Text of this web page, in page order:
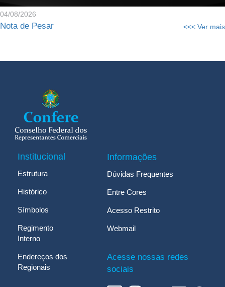
04/08/2026
Nota de Pesar <<< Ver mais
Institucional
Estrutura
Histórico
Símbolos
Regimento
Interno
Endereços dos
Regionais
Informações
Dúvidas Frequentes
Entre Cores
Acesso Restrito
Webmail
Acesse nossas redes
sociais